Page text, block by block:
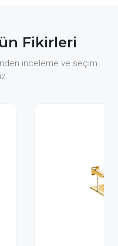
Fikirleri
inceleme ve seçim